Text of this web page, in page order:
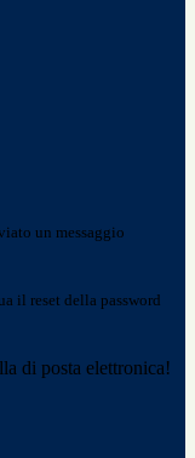
un messaggio
il reset della password
di posta elettronica!